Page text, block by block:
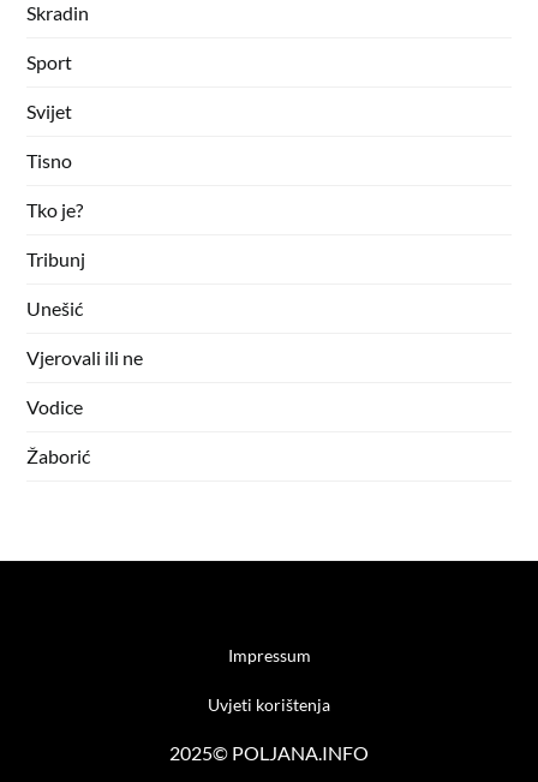
Skradin
Sport
Svijet
Tisno
Tko je?
Tribunj
Unešić
Vjerovali ili ne
Vodice
Žaborić
Impressum
Uvjeti korištenja
2025© POLJANA.INFO